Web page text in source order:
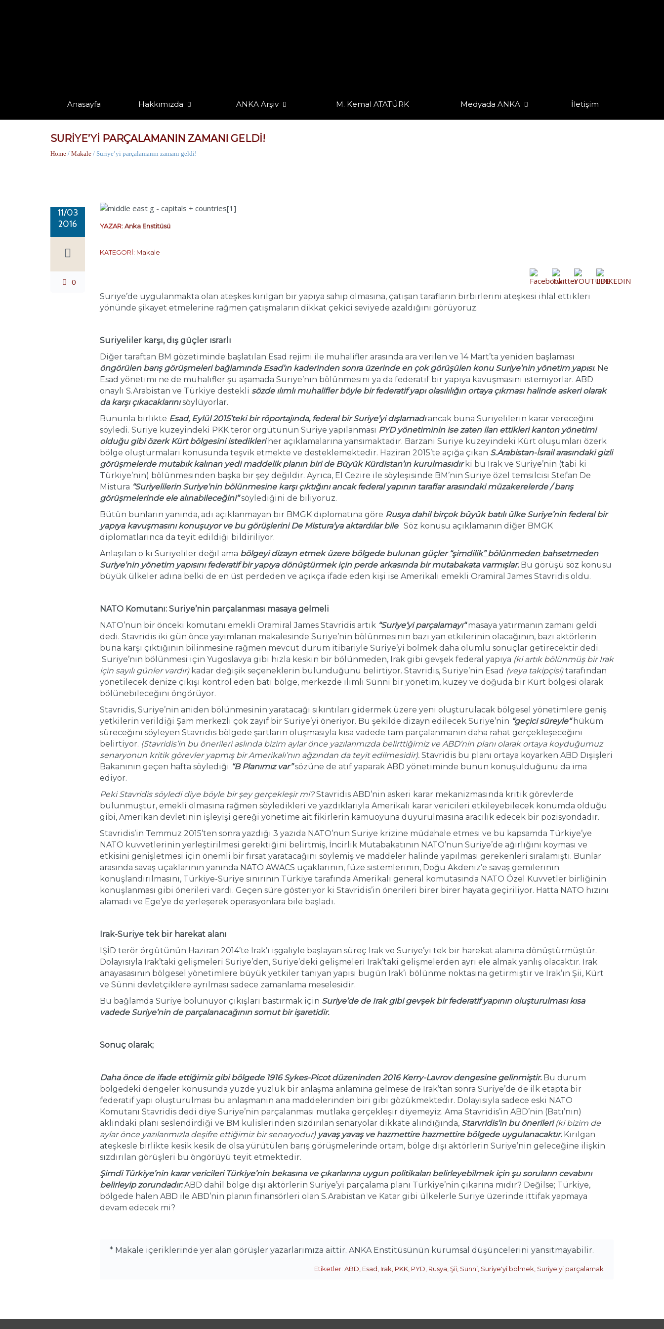
Anasayfa Hakkımızda ANKA Arşiv M. Kemal ATATÜRK Medyada ANKA İletişim
SURIYE’YI PARÇALAMANIN ZAMANI GELDI!
Home / Makale / Suriye’yi parçalamanın zamanı geldi!
11/03
2016
0
YAZAR:Anka Enstitüsü
KATEGORİ: Makale
Suriye’de uygulanmakta olan ateşkes kırılgan bir yapıya sahip olmasına, çatışan tarafların birbirlerini ateşkesi ihlal ettikleri
yönünde şikayet etmelerine rağmen çatışmaların dikkat çekici seviyede azaldığını görüyoruz.
Suriyeliler karşı, dış güçler ısrarlı
Diğer taraftan BM gözetiminde başlatılan Esad rejimi ile muhalifler arasında ara verilen ve 14 Mart’ta yeniden başlaması
öngörülen barış görüşmeleri bağlamında Esad’ın kaderinden sonra üzerinde en çok görüşülen konu Suriye’nin yönetim yapısı. Ne
Esad yönetimi ne de muhalifler şu aşamada Suriye’nin bölünmesini ya da federatif bir yapıya kavuşmasını istemiyorlar. ABD
onaylı S.Arabistan ve Türkiye destekli sözde ılımlı muhalifler böyle bir federatif yapı olasılılığın ortaya çıkması halinde askeri olarak
da karşı çıkacaklarınısöylüyorlar.
Bununla birlikte Esad, Eylül 2015’teki bir röportajında, federal bir Suriye’yi dışlamadıancak buna Suriyelilerin karar vereceğini
söyledi. Suriye kuzeyindeki PKK terör örgütünün Suriye yapılanması PYD yönetiminin ise zaten ilan ettikleri kanton yönetimi
olduğu gibi özerk Kürt bölgesini istedikleriher açıklamalarına yansımaktadır. Barzani Suriye kuzeyindeki Kürt oluşumları özerk
bölge oluşturmaları konusunda teşvik etmekte ve desteklemektedir. Haziran 2015’te açığa çıkan S.Arabistan-İsrail arasındaki gizli
görüşmelerde mutabık kalınan yedi maddelik planın biri de Büyük Kürdistan’ın kurulmasıdırki bu Irak ve Suriye’nin (tabi ki
Türkiye’nin) bölünmesinden başka bir şey değildir. Ayrıca, El Cezire ile söyleşisinde BM’nin Suriye özel temsilcisi Stefan De
Mistura “Suriyelilerin Suriye’nin bölünmesine karşı çıktığını ancak federal yapının taraflar arasındaki müzakerelerde / barış
görüşmelerinde ele alınabileceğini”söylediğini de biliyoruz.
Bütün bunların yanında, adı açıklanmayan bir BMGK diplomatına göre Rusya dahil birçok büyük batılı ülke Suriye’nin federal bir
yapıya kavuşmasını konuşuyor ve bu görüşlerini De Mistura’ya aktardılar bile. Söz konusu açıklamanın diğer BMGK
diplomatlarınca da teyit edildiği bildiriliyor.
Anlaşılan o ki Suriyeliler değil ama bölgeyi dizayn etmek üzere bölgede bulunan güçler “şimdilik” bölünmeden bahsetmeden
Suriye’nin yönetim yapısını federatif bir yapıya dönüştürmek için perde arkasında bir mutabakata varmışlar.Bu görüşü söz konusu
büyük ülkeler adına belki de en üst perdeden ve açıkça ifade eden kişi ise Amerikalı emekli Oramiral James Stavridis oldu.
NATO Komutanı: Suriye’nin parçalanması masaya gelmeli
NATO’nun bir önceki komutanı emekli Oramiral James Stavridis artık “Suriye’yi parçalamayı“masaya yatırmanın zamanı geldi
dedi. Stavridis iki gün önce yayımlanan makalesinde Suriye’nin bölünmesinin bazı yan etkilerinin olacağının, bazı aktörlerin
buna karşı çıktığının bilinmesine rağmen mevcut durum itibariyle Suriye’yi bölmek daha olumlu sonuçlar getirecektir dedi.
Suriye’nin bölünmesi için Yugoslavya gibi hızla keskin bir bölünmeden, Irak gibi gevşek federal yapıya (ki artık bölünmüş bir Irak
için sayılı günler vardır) kadar değişik seçeneklerin bulunduğunu belirtiyor. Stavridis, Suriye’nin Esad (veya takipçisi)tarafından
yönetilecek denize çıkışı kontrol eden batı bölge, merkezde ılımlı Sünni bir yönetim, kuzey ve doğuda bir Kürt bölgesi olarak
bölünebileceğini öngörüyor.
Stavridis, Suriye’nin aniden bölünmesinin yaratacağı sıkıntıları gidermek üzere yeni oluşturulacak bölgesel yönetimlere geniş
yetkilerin verildiği Şam merkezli çok zayıf bir Suriye’yi öneriyor. Bu şekilde dizayn edilecek Suriye’nin “geçici süreyle“ hüküm
süreceğini söyleyen Stavridis bölgede şartların oluşmasıyla kısa vadede tam parçalanmanın daha rahat gerçekleşeceğini
belirtiyor. (Stavridis’in bu önerileri aslında bizim aylar önce yazılarımızda belirttiğimiz ve ABD’nin planı olarak ortaya koyduğumuz
senaryonun kritik görevler yapmış bir Amerikalı’nın ağzından da teyit edilmesidir). Stavridis bu planı ortaya koyarken ABD Dışişleri
Bakanının geçen hafta söylediği “B Planımız var”sözüne de atıf yaparak ABD yönetiminde bunun konuşulduğunu da ima
ediyor.
Peki Stavridis söyledi diye böyle bir şey gerçekleşir mi?Stavridis ABD’nin askeri karar mekanizmasında kritik görevlerde
bulunmuştur, emekli olmasına rağmen söyledikleri ve yazdıklarıyla Amerikalı karar vericileri etkileyebilecek konumda olduğu
gibi, Amerikan devletinin işleyişi gereği yönetime ait fikirlerin kamuoyuna duyurulmasına aracılık edecek bir pozisyondadır.
Stavridis’in Temmuz 2015’ten sonra yazdığı 3 yazıda NATO’nun Suriye krizine müdahale etmesi ve bu kapsamda Türkiye’ye
NATO kuvvetlerinin yerleştirilmesi gerektiğini belirtmiş, İncirlik Mutabakatının NATO’nun Suriye’de ağırlığını koyması ve
etkisini genişletmesi için önemli bir fırsat yaratacağını söylemiş ve maddeler halinde yapılması gerekenleri sıralamıştı. Bunlar
arasında savaş uçaklarının yanında NATO AWACS uçaklarının, füze sistemlerinin, Doğu Akdeniz’e savaş gemilerinin
konuşlandırılmasını, Türkiye-Suriye sınırının Türkiye tarafında Amerikalı general komutasında NATO Özel Kuvvetler birliğinin
konuşlanması gibi önerileri vardı. Geçen süre gösteriyor ki Stavridis’in önerileri birer birer hayata geçiriliyor. Hatta NATO hızını
alamadı ve Ege’ye de yerleşerek operasyonlara bile başladı.
Irak-Suriye tek bir harekat alanı
IŞİD terör örgütünün Haziran 2014’te Irak’ı işgaliyle başlayan süreç Irak ve Suriye’yi tek bir harekat alanına dönüştürmüştür.
Dolayısıyla Irak’taki gelişmeleri Suriye’den, Suriye’deki gelişmeleri Irak’taki gelişmelerden ayrı ele almak yanlış olacaktır. Irak
anayasasının bölgesel yönetimlere büyük yetkiler tanıyan yapısı bugün Irak’ı bölünme noktasına getirmiştir ve Irak’ın Şii, Kürt
ve Sünni devletçiklere ayrılması sadece zamanlama meselesidir.
Bu bağlamda Suriye bölünüyor çıkışları bastırmak için Suriye’de de Irak gibi gevşek bir federatif yapının oluşturulması kısa
vadede Suriye’nin de parçalanacağının somut bir işaretidir.
Sonuç olarak;
Daha önce de ifade ettiğimiz gibi bölgede 1916 Sykes-Picot düzeninden 2016 Kerry-Lavrov dengesine gelinmiştir.Bu durum
bölgedeki dengeler konusunda yüzde yüzlük bir anlaşma anlamına gelmese de Irak’tan sonra Suriye’de de ilk etapta bir
federatif yapı oluşturulması bu anlaşmanın ana maddelerinden biri gibi gözükmektedir. Dolayısıyla sadece eski NATO
Komutanı Stavridis dedi diye Suriye’nin parçalanması mutlaka gerçekleşir diyemeyiz. Ama Stavridis’in ABD’nin (Batı’nın)
aklındaki planı seslendirdiği ve BM kulislerinden sızdırılan senaryolar dikkate alındığında, Starvridis’in bu önerileri(ki bizim de
aylar önce yazılarımızla deşifre ettiğimiz bir senaryodur)yavaş yavaş ve hazmettire hazmettire bölgede uygulanacaktır.Kırılgan
ateşkesle birlikte kesik kesik de olsa yürütülen barış görüşmelerinde ortam, bölge dışı aktörlerin Suriye’nin geleceğine ilişkin
sızdırılan görüşleri bu öngörüyü teyit etmektedir.
Şimdi Türkiye’nin karar vericileri Türkiye’nin bekasına ve çıkarlarına uygun politikaları belirleyebilmek için şu soruların cevabını
belirleyip zorundadır:ABD dahil bölge dışı aktörlerin Suriye’yi parçalama planı Türkiye’nin çıkarına mıdır? Değilse; Türkiye,
bölgede halen ABD ile ABD’nin planın finansörleri olan S.Arabistan ve Katar gibi ülkelerle Suriye üzerinde ittifak yapmaya
devam edecek mi?
* Makale içeriklerinde yer alan görüşler yazarlarımıza aittir. ANKA Enstitüsünün kurumsal düşüncelerini yansıtmayabilir.
Etiketler: ABD, Esad, Irak, PKK, PYD, Rusya,Şii, Sünni, Suriye'yi bölmek, Suriye'yi parçalamak